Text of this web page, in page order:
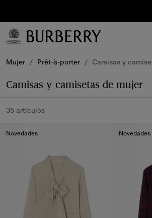
Suscríbete
a nuestro
boletín de
Mujer / Prêt-à-porter / Camisas y
Camisas y camisetas de mujer
35 artículos
Novedades Novedades